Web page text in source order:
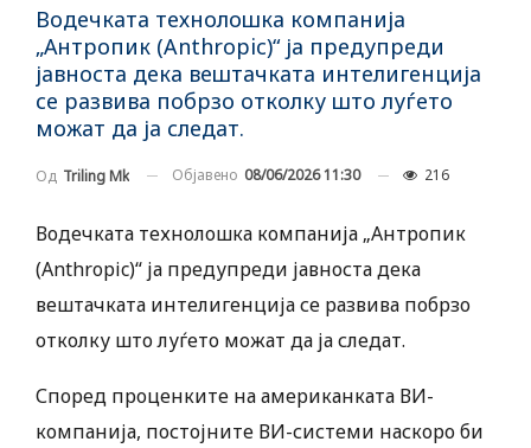
Водечката технолошка компанија
„Антропик (Anthropic)“ ја предупреди
јавноста дека вештачката интелигенција
се развива побрзо отколку што луѓето
можат да ја следат.
Од Triling Mk Објавено 08/06/2026 11:30 216
Водечката технолошка компанија „Антропик
(Anthropic)“ ја предупреди јавноста дека
вештачката интелигенција се развива побрзо
отколку што луѓето можат да ја следат.
Според проценките на американката ВИ-
компанија, постојните ВИ-системи наскоро би